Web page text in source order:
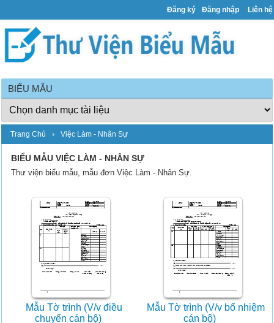
Đăng ký Đăng nhập Liên hệ
BIỂU MẪU
Trang Chủ › Việc Làm - Nhân Sự
BIỂU MẪU VIỆC LÀM - NHÂN SỰ
Thư viện biểu mẫu, mẫu đơn Việc Làm - Nhân Sự.
Mẫu Tờ trình (V/v điều
chuyển cán bộ)
Mẫu Tờ trình (V/v bổ nhiệm
cán bộ)